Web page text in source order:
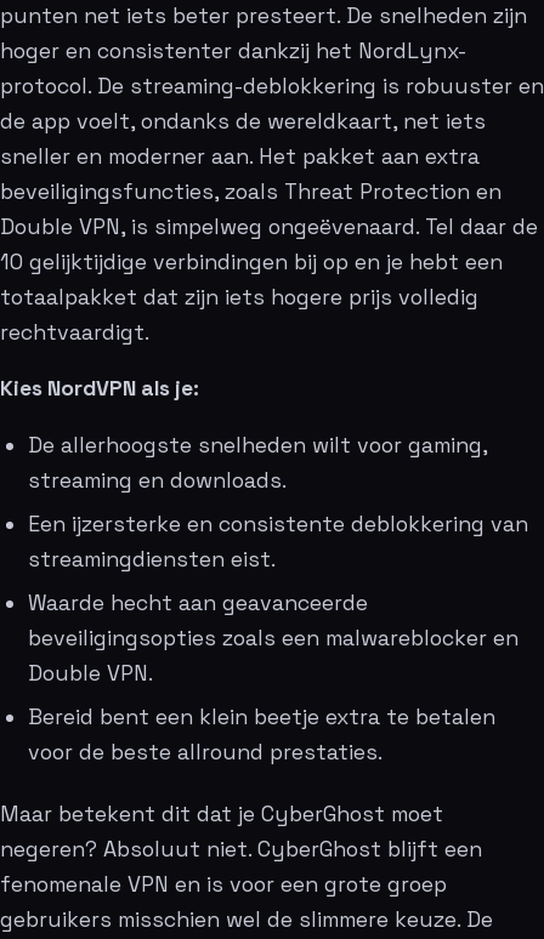
punten net iets beter presteert. De snelheden zijn
hoger en consistenter dankzij het NordLynx-
protocol. De streaming-deblokkering is robuuster en
de app voelt, ondanks de wereldkaart, net iets
sneller en moderner aan. Het pakket aan extra
beveiligingsfuncties, zoals Threat Protection en
Double VPN, is simpelweg ongeëvenaard. Tel daar de
10 gelijktijdige verbindingen bij op en je hebt een
totaalpakket dat zijn iets hogere prijs volledig
rechtvaardigt.
Kies NordVPN als je:
De allerhoogste snelheden wilt voor gaming,
streaming en downloads.
Een ijzersterke en consistente deblokkering van
streamingdiensten eist.
Waarde hecht aan geavanceerde
beveiligingsopties zoals een malwareblocker en
Double VPN.
Bereid bent een klein beetje extra te betalen
voor de beste allround prestaties.
Maar betekent dit dat je CyberGhost moet
negeren? Absoluut niet. CyberGhost blijft een
fenomenale VPN en is voor een grote groep
gebruikers misschien wel de slimmere keuze. De